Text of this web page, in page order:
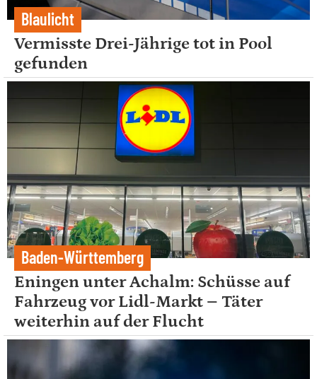
Blaulicht
Vermisste Drei-Jährige tot in Pool
gefunden
Baden-Württemberg
Eningen unter Achalm: Schüsse auf
Fahrzeug vor Lidl-Markt – Täter
weiterhin auf der Flucht